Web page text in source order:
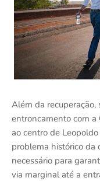
Além da recuperação,
entroncamento com
ao centro de
problema histórico da
necessário para
via marginal até a